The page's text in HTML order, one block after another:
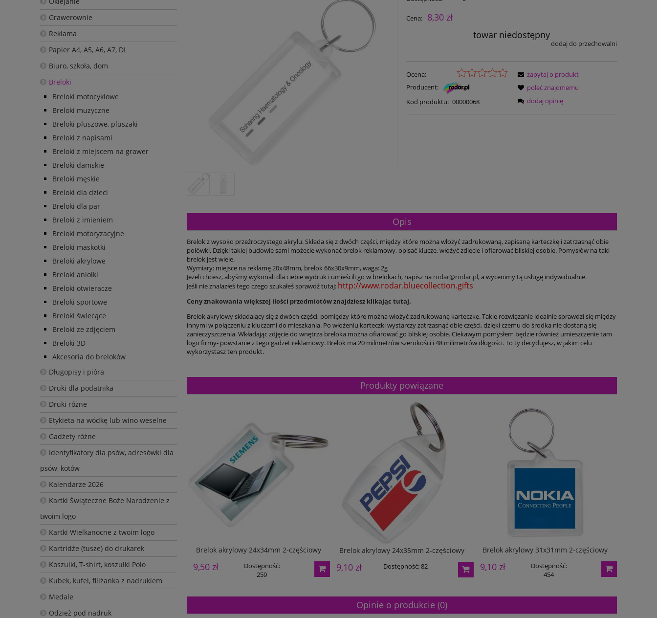
Grawerownie
Reklama
Papier A4, A5, A6, A7, DL
Biuro, szkoła, dom
Breloki
Breloki motocyklowe
Breloki muzyczne
Breloki pluszowe, pluszaki
Breloki z napisami
Breloki z miejscem na grawer
Breloki damskie
Breloki męskie
Breloki dla dzieci
Breloki dla par
Breloki z imieniem
Breloki motoryzacyjne
Breloki maskotki
Breloki akrylowe
Breloki aniołki
Breloki otwieracze
Breloki sportowe
Breloki świecące
Breloki ze zdjęciem
Breloki 3D
Akcesoria do breloków
Długopisy i pióra
Druki dla podatnika
Druki różne
Etykieta na wódkę lub wino weselne
Gadżety różne
Identyfikatory dla psów, adresówki dla
psów, kotów
Kalendarze 2026
Kartki Świąteczne Boże Narodzenie z
twoim logo
Kartki Wielkanocne z twoim logo
Kartridże (tusze) do drukarek
Koszulki, T-shirt, koszulki Polo
Kubek, kufel, filiżanka z nadrukiem
Medale
Odzież pod nadruk
Cena:
8,30 zł
towar niedostępny
dodaj do przechowalni
Ocena:
Producent:
Kod produktu: 00000068
zapytaj o produkt
poleć znajomemu
dodaj opinię
Opis
Brelok z wysoko przeźroczystego akrylu. Składa się z dwóch części, między które można włożyć zadrukowaną, zapisaną karteczkę i zatrzasnąć obie
połówki. Dzięki takiej budowie sami możecie wykonać brelok reklamowy, opisać klucze, włożyć zdjęcie i ofiarować bliskiej osobie. Pomysłów na taki
brelok jest wiele.
Wymiary: miejsce na reklamę 20x48mm, brelok 66x30x9mm, waga: 2g
Jeżeli chcesz, abyśmy wykonali dla ciebie wydruk i umieścili go w brelokach, napisz na rodar@rodar.pl, a wycenimy tą usługę indywidualnie.
Jeśli nie znalazłeś tego czego szukałeś sprawdź tutaj: http://www.rodar.bluecollection.gifts
Ceny znakowania większej ilości przedmiotów znajdziesz klikając tutaj.
Brelok akrylowy składający się z dwóch części, pomiędzy które można włożyć zadrukowaną karteczkę. Takie rozwiązanie idealnie sprawdzi się między
innymi w połączeniu z kluczami do mieszkania. Po włożeniu karteczki wystarczy zatrzasnąć obie części, dzięki czemu do środka nie dostaną się
zanieczyszczenia. Wkładając zdjęcie do wnętrza breloka można ofiarować go bliskiej osobie. Ciekawym pomysłem będzie również umieszczenie tam
logo firmy- powstanie z tego gadżet reklamowy. Brelok ma 20 milimetrów szerokości i 48 milimetrów długości. To ty decydujesz, w jakim celu
wykorzystasz ten produkt.
Produkty powiązane
Brelok akrylowy 24x34mm 2-częściowy
9,50 zł
Dostępność:
259
Brelok akrylowy 24x35mm 2-częściowy
9,10 zł Dostępność:82
Brelok akrylowy 31x31mm 2-częściowy
9,10 zł
Dostępność:
454
Opinie o produkcie (0)